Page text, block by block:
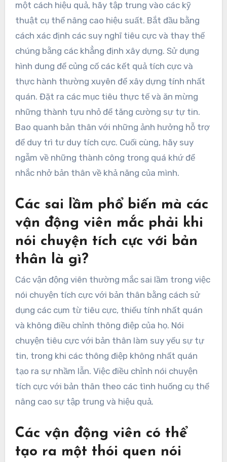
một cách hiệu quả, hãy tập trung vào các kỹ
thuật cụ thể nâng cao hiệu suất. Bắt đầu bằng
cách xác định các suy nghĩ tiêu cực và thay thế
chúng bằng các khẳng định xây dựng. Sử dụng
hình dung để củng cố các kết quả tích cực và
thực hành thường xuyên để xây dựng tính nhất
quán. Đặt ra các mục tiêu thực tế và ăn mừng
những thành tựu nhỏ để tăng cường sự tự tin.
Bao quanh bản thân với những ảnh hưởng hỗ trợ
để duy trì tư duy tích cực. Cuối cùng, hãy suy
ngẫm về những thành công trong quá khứ để
nhắc nhở bản thân về khả năng của mình.
Các sai lầm phổ biến mà các
vận động viên mắc phải khi
nói chuyện tích cực với bản
thân là gì?
Các vận động viên thường mắc sai lầm trong việc
nói chuyện tích cực với bản thân bằng cách sử
dụng các cụm từ tiêu cực, thiếu tính nhất quán
và không điều chỉnh thông điệp của họ. Nói
chuyện tiêu cực với bản thân làm suy yếu sự tự
tin, trong khi các thông điệp không nhất quán
tạo ra sự nhầm lẫn. Việc điều chỉnh nói chuyện
tích cực với bản thân theo các tình huống cụ thể
nâng cao sự tập trung và hiệu quả.
Các vận động viên có thể
tạo ra một thói quen nói